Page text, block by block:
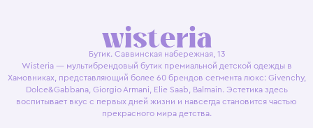
Бутик. Саввинская набережная, 13
Wisteria — мультибрендовый бутик премиальной детской одежды в
Хамовниках, представляющий более 60 брендов сегмента люкс: Givenchy,
Dolce&Gabbana, Giorgio Armani, Elie Saab, Balmain. Эстетика здесь
воспитывает вкус с первых дней жизни и навсегда становится частью
прекрасного мира детства.